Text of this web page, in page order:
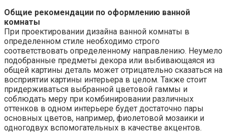
Общие рекомендации по оформлению ванной
комнаты
При проектировании дизайна ванной комнаты в
определенном стиле необходимо строго
соответствовать определенному направлению. Неумело
подобранные предметы декора или выбивающаяся из
общей картины деталь может отрицательно сказаться на
восприятии картины интерьера в целом. Также стоит
придерживаться выбранной цветовой гаммы и
соблюдать меру при комбинировании различных
оттенков в одном интерьере будет достаточно пары
основных цветов, например, фиолетовой мозаики и
одногодвух вспомогательных в качестве акцентов.